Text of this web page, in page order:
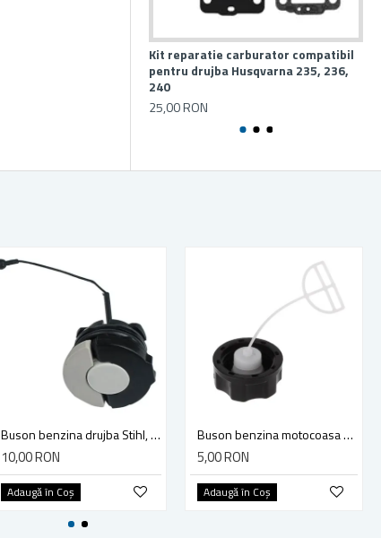
Kit reparatie carburator compatibil
pentru drujba Husqvarna 235, 236,
240
25,00 RON
Carburator compatibil pentru drujba Husqvarna 181, 281, 288
145,00 RON
Adaugă în Coş
Buson benzina drujba Stihl, model cu clapeta
10,00 RON
Adaugă în Coş
Buson benzina motocoasa TL43/52
5,00 RON
Adaugă în Coş